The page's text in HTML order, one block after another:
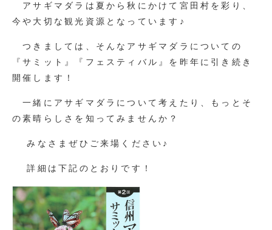
アサギマダラは夏から秋にかけて宮田村を彩り、
今や大切な観光資源となっています♪
つきましては、そんなアサギマダラについての
『サミット』『フェスティバル』を昨年に引き続き
開催します！
一緒にアサギマダラについて考えたり、もっとそ
の素晴らしさを知ってみませんか？
みなさまぜひご来場ください♪
詳細は下記のとおりです！